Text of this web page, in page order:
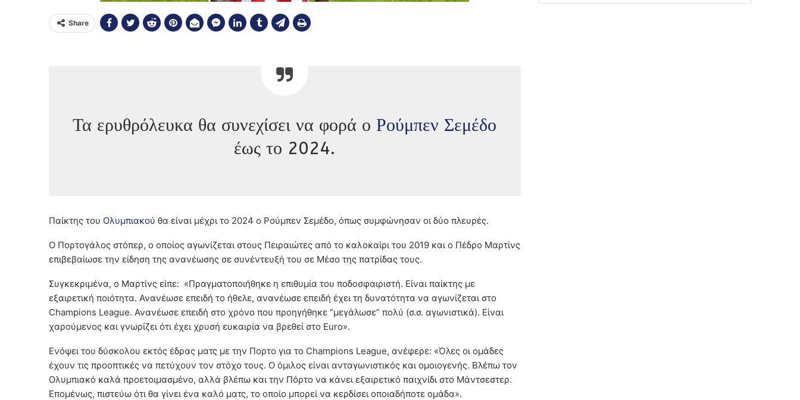
Share
Τα ερυθρόλευκα θα συνεχίσει να φορά οΡούμπεν Σεμέδο
έως το 2024.
Παίκτης του Ολυμπιακού θα είναι μέχρι το 2024 ο Ρούμπεν Σεμέδο, όπως συμφώνησαν οι δύο πλευρές.
Ο Πορτογάλος στόπερ, ο οποίος αγωνίζεται στους Πειραιώτες από το καλοκαίρι του 2019 και ο Πέδρο Μαρτίνς
επιβεβαίωσε την είδηση της ανανέωσης σε συνέντευξή του σε Μέσο της πατρίδας τους.
Συγκεκριμένα, ο Μαρτίνς είπε: «Πραγματοποιήθηκε η επιθυμία του ποδοσφαιριστή. Είναι παίκτης με
εξαιρετική ποιότητα. Ανανέωσε επειδή το ήθελε, ανανέωσε επειδή έχει τη δυνατότητα να αγωνίζεται στο
Champions League. Ανανέωσε επειδή στο χρόνο που προηγήθηκε “μεγάλωσε” πολύ (σ.σ. αγωνιστικά). Είναι
χαρούμενος και γνωρίζει ότι έχει χρυσή ευκαιρία να βρεθεί στο Euro».
Ενόψει του δύσκολου εκτός έδρας ματς με την Πορτο για το Champions League, ανέφερε: «Όλες οι ομάδες
έχουν τις προοπτικές να πετύχουν τον στόχο τους. Ο όμιλος είναι ανταγωνιστικός και ομοιογενής. Βλέπω τον
Ολυμπιακό καλά προετοιμασμένο, αλλά βλέπω και την Πόρτο να κάνει εξαιρετικό παιχνίδι στο Μάντσεστερ.
Επομένως, πιστεύω ότι θα γίνει ένα καλό ματς, το οποίο μπορεί να κερδίσει οποιαδήποτε ομάδα».